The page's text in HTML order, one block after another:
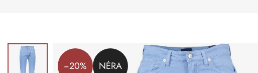
−20% NĖRA